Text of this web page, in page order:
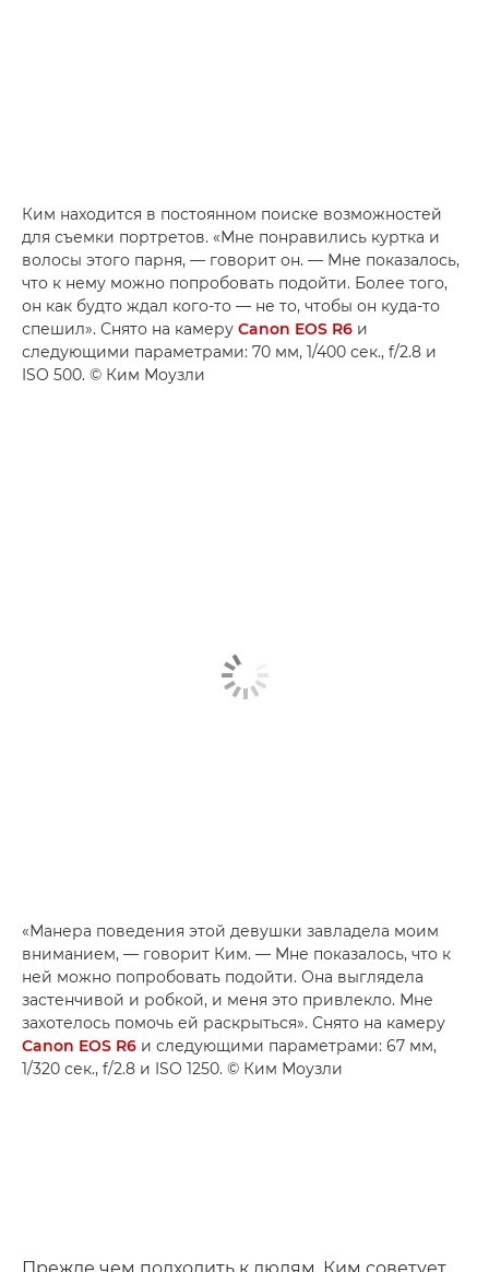
Ким находится в постоянном поиске возможностей
для съемки портретов. «Мне понравились куртка и
волосы этого парня, — говорит он. — Мне показалось,
что к нему можно попробовать подойти. Более того,
он как будто ждал кого-то — не то, чтобы он куда-то
спешил». Снято на камеру Canon EOS R6 и
следующими параметрами: 70 мм, 1/400 сек., f/2.8 и
ISO 500. © Ким Моузли
«Манера поведения этой девушки завладела моим
вниманием, — говорит Ким. — Мне показалось, что к
ней можно попробовать подойти. Она выглядела
застенчивой и робкой, и меня это привлекло. Мне
захотелось помочь ей раскрыться». Снято на камеру
Canon EOS R6 и следующими параметрами: 67 мм,
1/320 сек., f/2.8 и ISO 1250. © Ким Моузли
Прежде чем подходить к людям, Ким советует